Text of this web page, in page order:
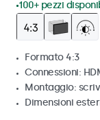
100+ pezzi
Formato 4:3
Connessioni:
Montaggio:
Dimensioni